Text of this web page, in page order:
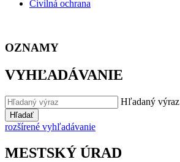
Civilná ochrana
OZNAMY
VYHĽADÁVANIE
Hľadaný výraz
Hľadať
rozšírené vyhľadávanie
MESTSKÝ ÚRAD